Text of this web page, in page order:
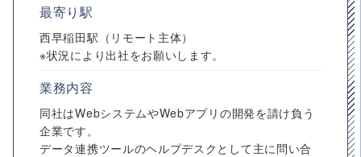
最寄り駅
西早稲田駅（リモート主体）
※状況により出社をお願いします。
業務内容
同社はWebシステムやWebアプリの開発を請け負う
企業です。
データ連携ツールのヘルプデスクとして主に問い合